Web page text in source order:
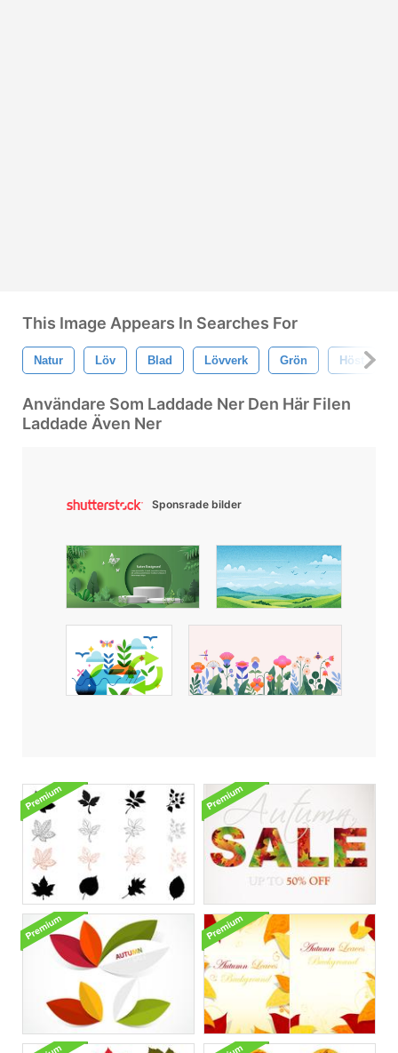
This Image Appears In Searches For
Natur Löv Blad Lövverk Grön Höst
Användare Som Laddade Ner Den Här Filen
Laddade Även Ner
Sponsrade bilder